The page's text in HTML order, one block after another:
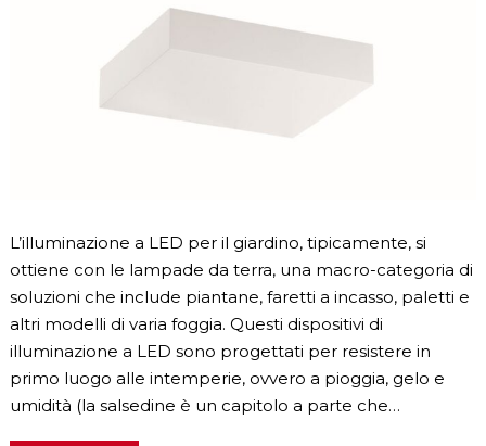
L’illuminazione a LED per il giardino, tipicamente, si
ottiene con le lampade da terra, una macro-categoria di
soluzioni che include piantane, faretti a incasso, paletti e
altri modelli di varia foggia. Questi dispositivi di
illuminazione a LED sono progettati per resistere in
primo luogo alle intemperie, ovvero a pioggia, gelo e
umidità (la salsedine è un capitolo a parte che…